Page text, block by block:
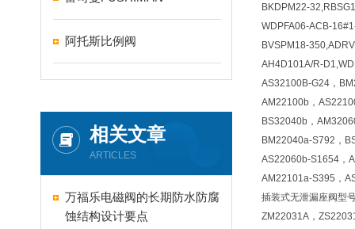
阿托斯比例阀
相关文章
ARTICLES
万福乐电磁阀的长期防水防腐
蚀结构设计要点
BKDPM22-
WDPFA06-ACB-
BVSPM18-
AH4D101A/R-
AS32100B-G24，
AM22100b，
BS32040b，
BM22040a-S792，
AS22060b-S1654，
AM22101a-S395，
插装式无泄漏座阀型
ZM22031A，